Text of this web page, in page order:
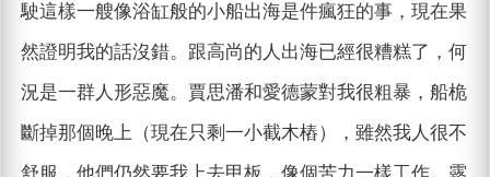
駛這樣一艘像浴缸般的小船出海是件瘋狂的事，現在果
然證明我的話沒錯。跟高尚的人出海已經很糟糕了，何
況是一群人形惡魔。賈思潘和愛德蒙對我很粗暴，船桅
斷掉那個晚上（現在只剩一小截木樁），雖然我人很不